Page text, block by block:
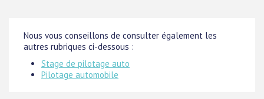
Nous vous conseillons de consulter également les
autres rubriques ci-dessous :
Stage de pilotage auto
Pilotage automobile